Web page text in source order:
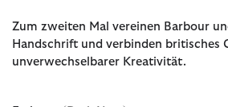
Zum zweiten Mal vereinen Barbour
Handschrift und verbinden britisches
unverwechselbarer Kreativität.